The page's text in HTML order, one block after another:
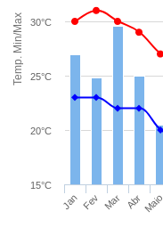
Temp. Min/Max
Jan Fev Mar Abr Maio
15°C
20°C
25°C
30°C